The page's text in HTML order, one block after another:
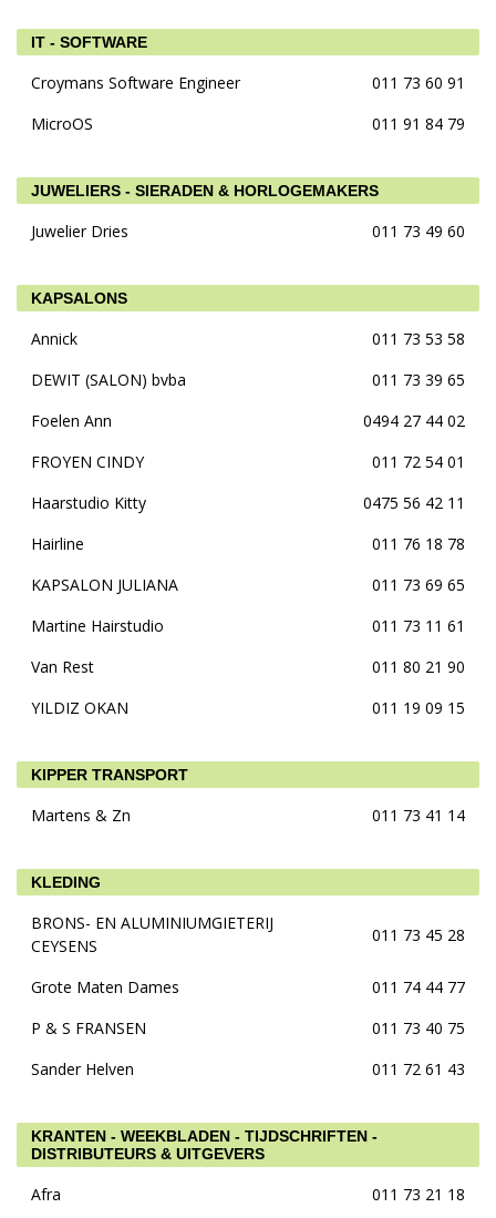
IT - SOFTWARE
Croymans Software Engineer
011 73 60 91
MicroOS
011 91 84 79
JUWELIERS - SIERADEN & HORLOGEMAKERS
Juwelier Dries 011 73 49 60
KAPSALONS
Annick
011 73 53 58
DEWIT (SALON) bvba
011 73 39 65
Foelen Ann
0494 27 44 02
FROYEN CINDY
011 72 54 01
Haarstudio Kitty
0475 56 42 11
Hairline
011 76 18 78
KAPSALON JULIANA
011 73 69 65
Martine Hairstudio
011 73 11 61
Van Rest
011 80 21 90
YILDIZ OKAN
011 19 09 15
KIPPER TRANSPORT
Martens & Zn 011 73 41 14
KLEDING
BRONS- EN ALUMINIUMGIETERIJ
CEYSENS
011 73 45 28
Grote Maten Dames
011 74 44 77
P & S FRANSEN
011 73 40 75
Sander Helven
011 72 61 43
KRANTEN - WEEKBLADEN - TIJDSCHRIFTEN -
DISTRIBUTEURS & UITGEVERS
Afra
011 73 21 18